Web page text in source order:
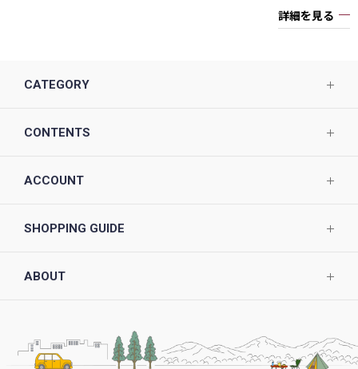
詳細を見る
CATEGORY
CONTENTS
ACCOUNT
SHOPPING GUIDE
ABOUT